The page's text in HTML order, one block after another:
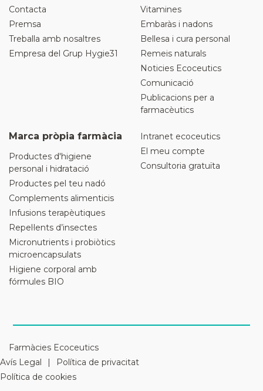
Contacta
Premsa
Treballa amb nosaltres
Empresa del Grup Hygie31
Vitamines
Embaràs i nadons
Bellesa i cura personal
Remeis naturals
Noticies Ecoceutics
Comunicació
Publicacions per a
farmacèutics
Marca pròpia farmàcia
Productes d'higiene
personal i hidratació
Productes pel teu nadó
Complements alimenticis
Infusions terapèutiques
Repel·lents d’insectes
Micronutrients i probiòtics
microencapsulats
Higiene corporal amb
fórmules BIO
Intranet ecoceutics
El meu compte
Consultoria gratuïta
Farmàcies Ecoceutics
Avís Legal
Política de privacitat
Política de cookies